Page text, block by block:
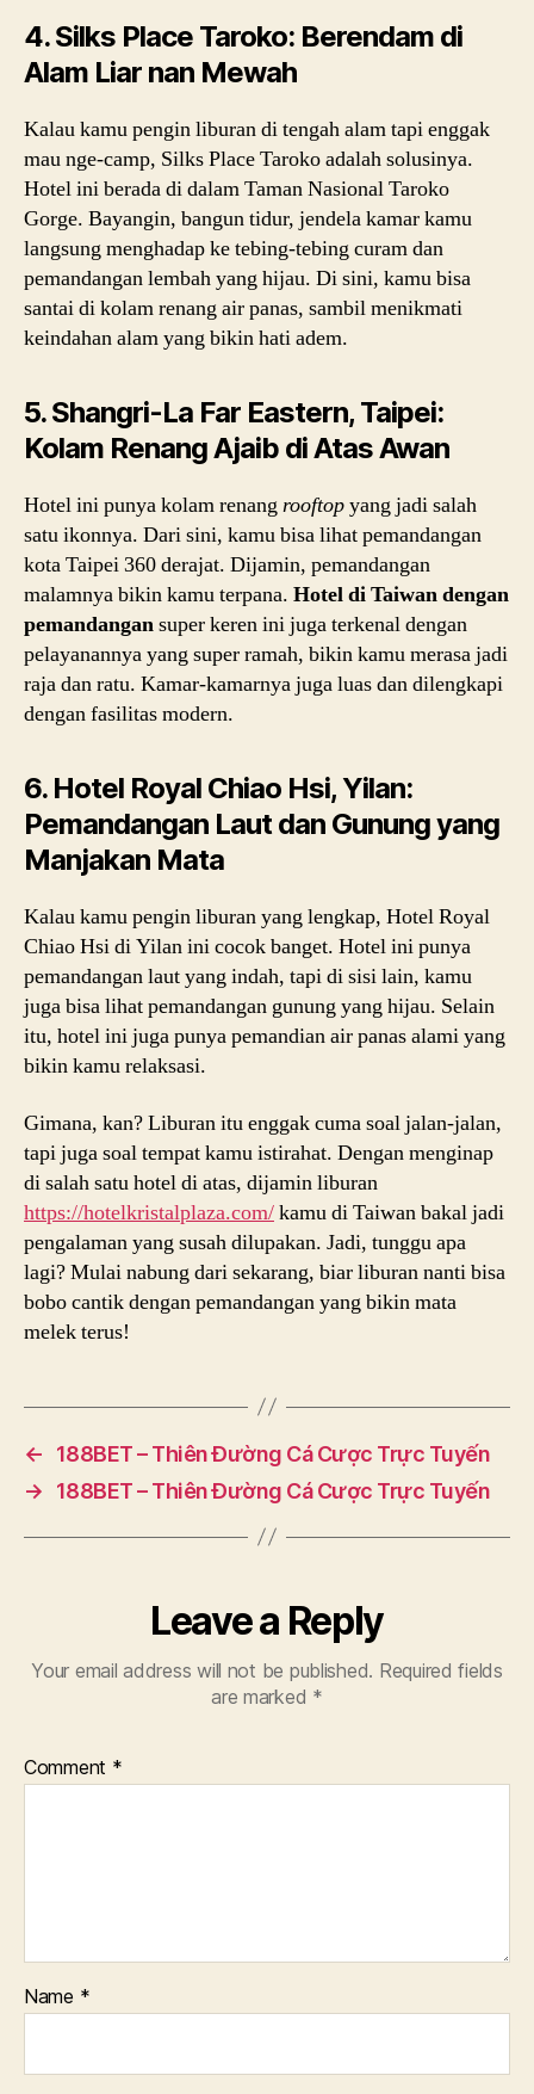
4. Silks Place Taroko: Berendam di
Alam Liar nan Mewah
Kalau kamu pengin liburan di tengah alam tapi enggak
mau nge-camp, Silks Place Taroko adalah solusinya.
Hotel ini berada di dalam Taman Nasional Taroko
Gorge. Bayangin, bangun tidur, jendela kamar kamu
langsung menghadap ke tebing-tebing curam dan
pemandangan lembah yang hijau. Di sini, kamu bisa
santai di kolam renang air panas, sambil menikmati
keindahan alam yang bikin hati adem.
5. Shangri-La Far Eastern, Taipei:
Kolam Renang Ajaib di Atas Awan
Hotel ini punya kolam renangrooftopyang jadi salah
satu ikonnya. Dari sini, kamu bisa lihat pemandangan
kota Taipei 360 derajat. Dijamin, pemandangan
malamnya bikin kamu terpana. Hotel di Taiwan dengan
pemandangansuper keren ini juga terkenal dengan
pelayanannya yang super ramah, bikin kamu merasa jadi
raja dan ratu. Kamar-kamarnya juga luas dan dilengkapi
dengan fasilitas modern.
6. Hotel Royal Chiao Hsi, Yilan:
Pemandangan Laut dan Gunung yang
Manjakan Mata
Kalau kamu pengin liburan yang lengkap, Hotel Royal
Chiao Hsi di Yilan ini cocok banget. Hotel ini punya
pemandangan laut yang indah, tapi di sisi lain, kamu
juga bisa lihat pemandangan gunung yang hijau. Selain
itu, hotel ini juga punya pemandian air panas alami yang
bikin kamu relaksasi.
Gimana, kan? Liburan itu enggak cuma soal jalan-jalan,
tapi juga soal tempat kamu istirahat. Dengan menginap
di salah satu hotel di atas, dijamin liburan
https://hotelkristalplaza.com/kamu di Taiwan bakal jadi
pengalaman yang susah dilupakan. Jadi, tunggu apa
lagi? Mulai nabung dari sekarang, biar liburan nanti bisa
bobo cantik dengan pemandangan yang bikin mata
melek terus!
←
188BET – Thiên Đường Cá Cược Trực Tuyến
→
188BET – Thiên Đường Cá Cược Trực Tuyến
Leave a Reply
Your email address will not be published. Required fields
are marked *
Comment *
Name *